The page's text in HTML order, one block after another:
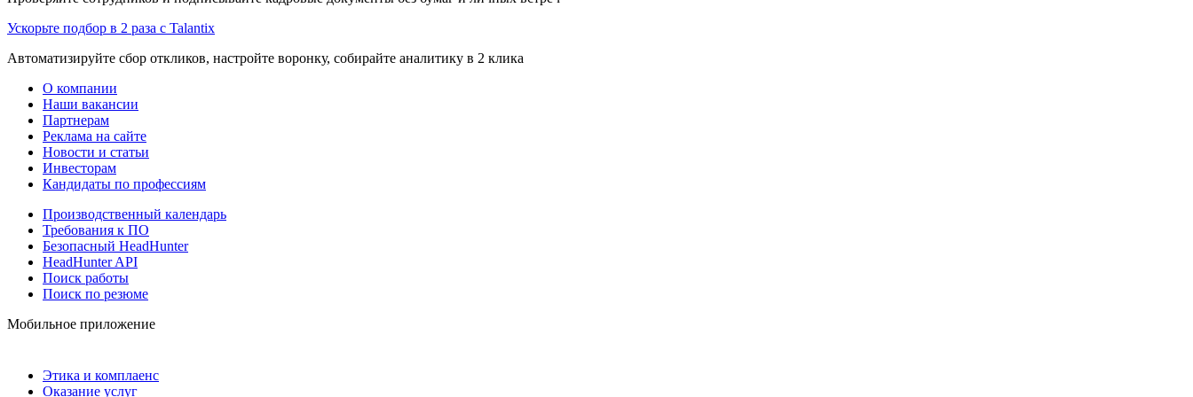
Ускорьте подбор в 2 раза с Talantix
Автоматизируйте сбор откликов, настройте воронку, собирайте аналитику в 2 клика
О компании
Наши вакансии
Партнерам
Реклама на сайте
Новости и статьи
Инвесторам
Кандидаты по профессиям
Производственный календарь
Требования к ПО
Безопасный HeadHunter
HeadHunter API
Поиск работы
Поиск по резюме
Мобильное приложение
Этика и комплаенс
Оказание услуг